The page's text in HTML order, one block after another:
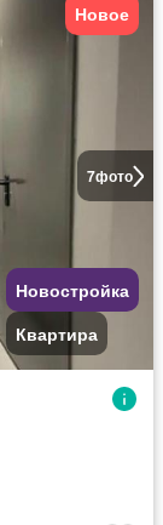
7фото
Новое
Новостройка
Квартира